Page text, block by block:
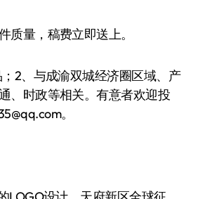
质量，稿费立即送上。
2、与成渝双城经济圈区域、产
、时政等相关。有意者欢迎投
。